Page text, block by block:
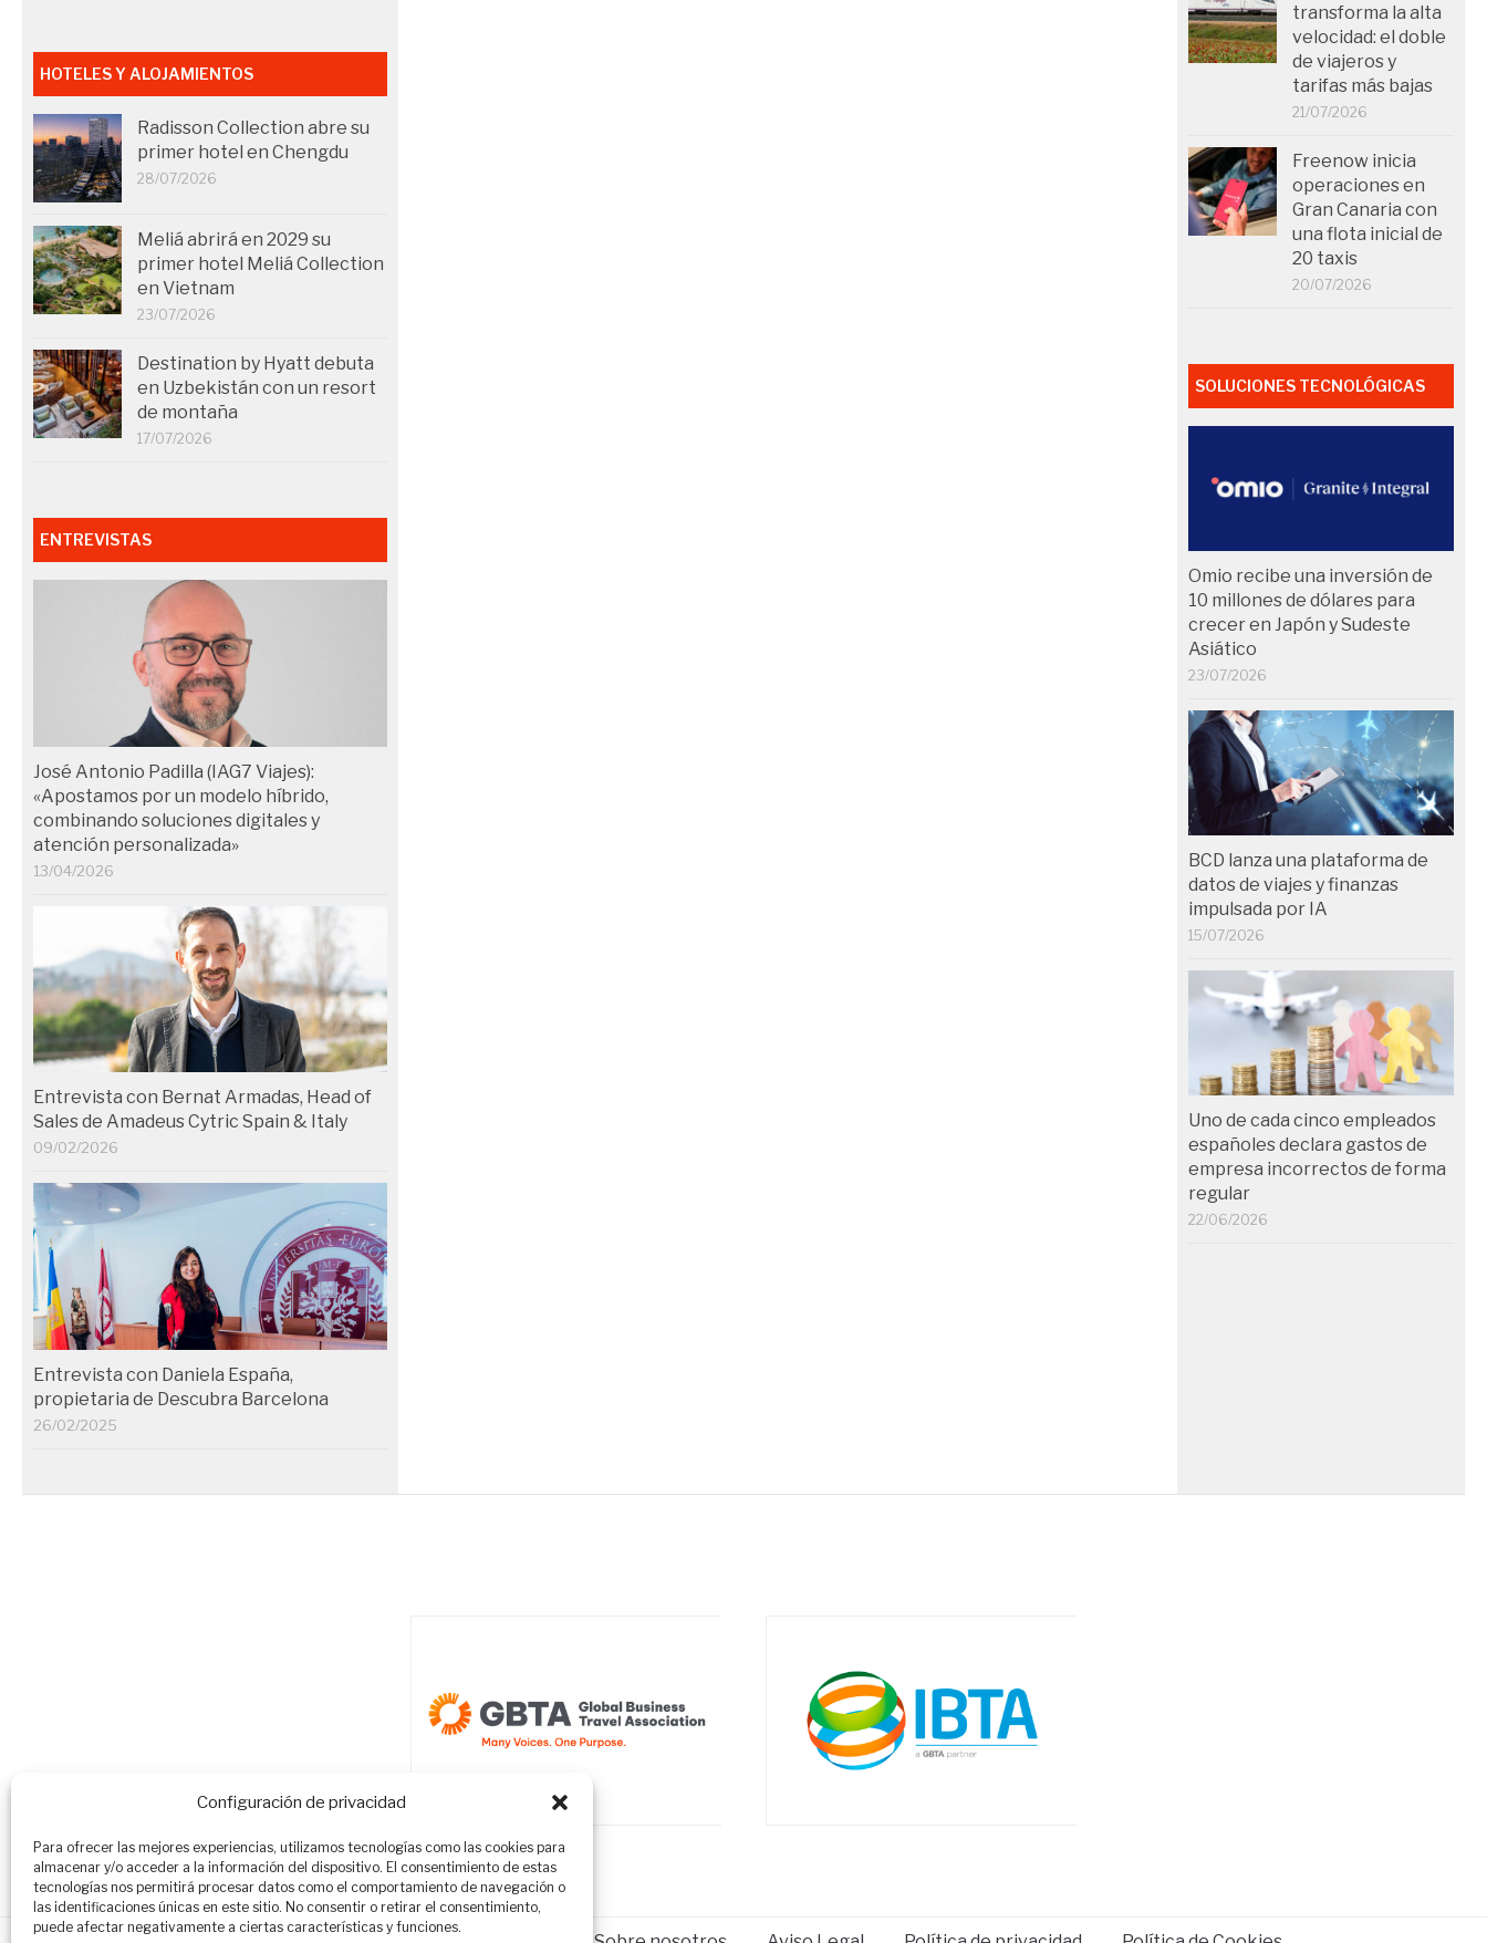
Configuración de privacidad
Para ofrecer las mejores experiencias, utilizamos tecnologías como las cookies para
almacenar y/o acceder a la información del dispositivo. El consentimiento de estas
tecnologías nos permitirá procesar datos como el comportamiento de navegación o
las identificaciones únicas en este sitio. No consentir o retirar el consentimiento,
puede afectar negativamente a ciertas características y funciones.
HOTELES Y ALOJAMIENTOS
Radisson Collection abre su
primer hotel en Chengdu
28/07/2026
Meliá abrirá en 2029 su
primer hotel Meliá Collection
en Vietnam
23/07/2026
Destination by Hyatt debuta
en Uzbekistán con un resort
de montaña
17/07/2026
ENTREVISTAS
José Antonio Padilla (IAG7 Viajes):
«Apostamos por un modelo híbrido,
combinando soluciones digitales y
atención personalizada»
13/04/2026
Entrevista con Bernat Armadas, Head of
Sales de Amadeus Cytric Spain & Italy
09/02/2026
Entrevista con Daniela España,
propietaria de Descubra Barcelona
26/02/2025
transforma la alta
velocidad: el doble
de viajeros y
tarifas más bajas
21/07/2026
Freenow inicia
operaciones en
Gran Canaria con
una flota inicial de
20 taxis
20/07/2026
SOLUCIONES TECNOLÓGICAS
Omio recibe una inversión de
10 millones de dólares para
crecer en Japón y Sudeste
Asiático
23/07/2026
BCD lanza una plataforma de
datos de viajes y finanzas
impulsada por IA
15/07/2026
Uno de cada cinco empleados
españoles declara gastos de
empresa incorrectos de forma
regular
22/06/2026